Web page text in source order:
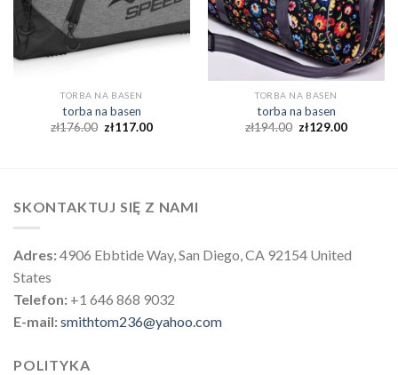
TORBA NA BASEN
torba na basen
zł176.00 zł117.00
TORBA NA BASEN
torba na basen
zł194.00 zł129.00
SKONTAKTUJ SIĘ Z NAMI
Adres:4906 Ebbtide Way, San Diego, CA 92154 United
States
Telefon: +1 646 868 9032
E-mail:smithtom236@yahoo.com
POLITYKA